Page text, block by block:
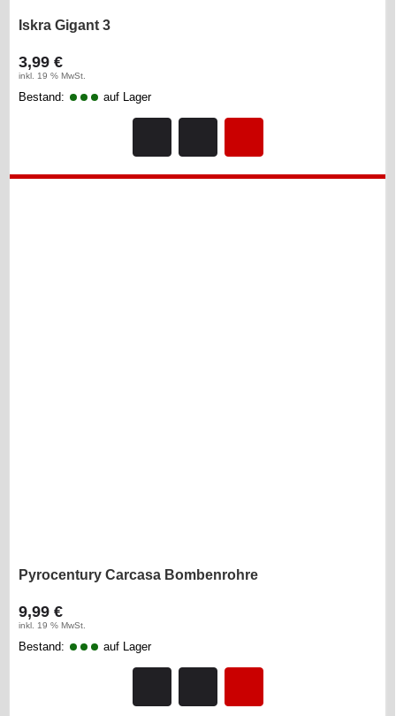
Iskra Gigant 3
3,99 €
inkl. 19 % MwSt.
Bestand: auf Lager
Pyrocentury Carcasa Bombenrohre
9,99 €
inkl. 19 % MwSt.
Bestand: auf Lager